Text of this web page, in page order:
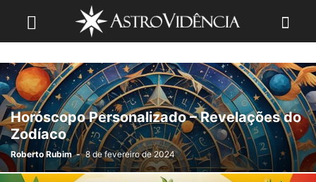
Horóscopo Personalizado – Revelações do
Zodíaco
Roberto Rubim - 8 de fevereiro de 2024